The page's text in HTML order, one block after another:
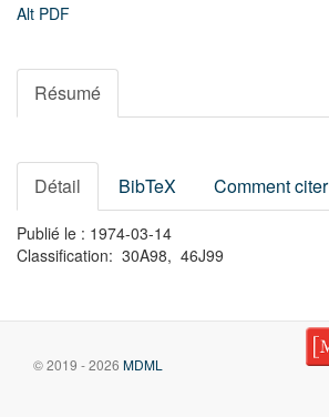
Alt PDF
Résumé
Détail BibTeX Comment citer
Publié le : 1974-03-14
Classification: 30A98, 46J99
© 2019 - 2026 MDML